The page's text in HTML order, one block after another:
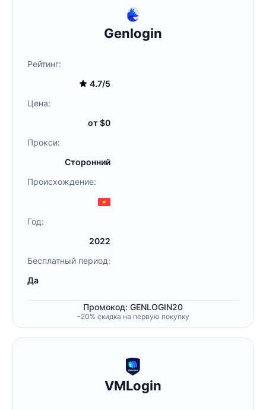
Genlogin
Рейтинг:
4.7/5
Цена:
от $0
Прокси:
Сторонний
Происхождение:
Год:
2022
Бесплатный период:
Да
Промокод: GENLOGIN20
-20% скидка на первую покупку
VMLogin